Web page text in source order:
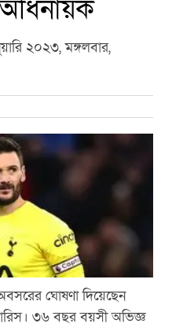
২০২৩, মঙ্গলবার,
ঘোষণা দিয়েছেন
৩৬ বছর বয়সী অভিজ্ঞ